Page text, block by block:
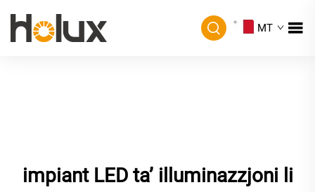
MT
impiant LED ta’ illuminazzjoni li